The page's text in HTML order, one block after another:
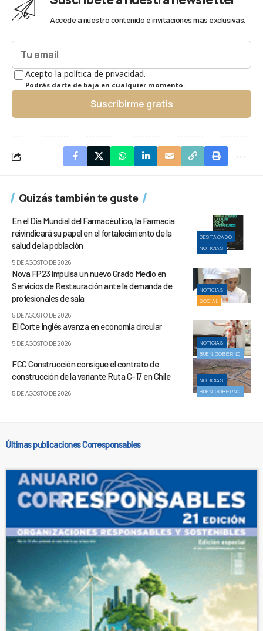
Accede a nuestro contenido e invitaciones más exclusivas.
Acepto la política de privacidad.
Podrás darte de baja en cualquier momento.
Suscribirme gratis
Quizás también te guste
DESTACADO
NOTICIAS
En el Día Mundial del Farmacéutico, la Farmacia
reivindicará su papel en el fortalecimiento de la
salud de la población
5 DE AGOSTO DE 2026
NOTICIAS
SOCIAL
Nova FP23 impulsa un nuevo Grado Medio en
Servicios de Restauración ante la demanda de
profesionales de sala
5 DE AGOSTO DE 2026
NOTICIAS
BUEN GOBIERNO
El Corte Inglés avanza en economía circular
5 DE AGOSTO DE 2026
NOTICIAS
BUEN GOBIERNO
FCC Construcción consigue el contrato de
construcción de la variante Ruta C-17 en Chile
5 DE AGOSTO DE 2026
Últimas publicaciones Corresponsables